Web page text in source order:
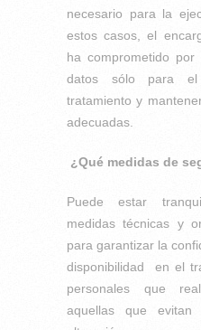
necesario para la
estos casos, el
ha comprometido
datos sólo para
tratamiento y
adecuadas.
¿Qué medidas de
Puede estar
medidas técnicas y
para garantizar la
disponibilidad en el
personales que
aquellas que